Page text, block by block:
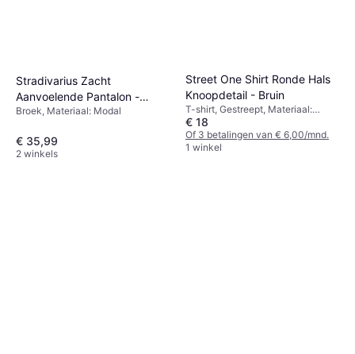
Stradivarius Zacht
Aanvoelende Pantalon -
Zwart
Broek, Materiaal: Modal
€ 35,99
2 winkels
Street One Shirt Ronde Hals
Knoopdetail - Bruin
T-shirt, Gestreept, Materiaal:
Katoen
€ 18
Of 3 betalingen van € 6,00/mnd.
1 winkel